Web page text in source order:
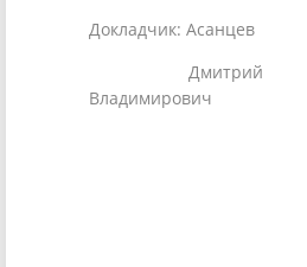
Докладчик: Асанцев
Дмитрий
Владимирович